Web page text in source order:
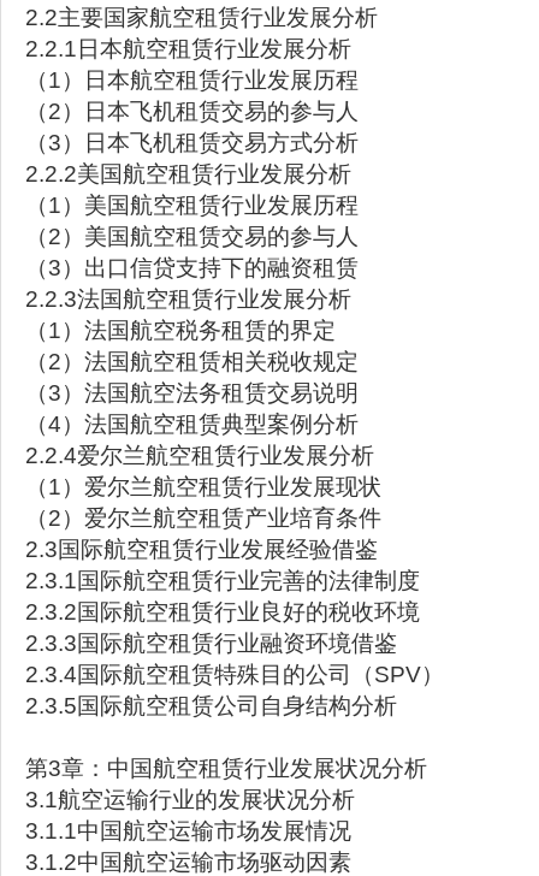
2.2主要国家航空租赁行业发展分析
2.2.1日本航空租赁行业发展分析
（1）日本航空租赁行业发展历程
（2）日本飞机租赁交易的参与人
（3）日本飞机租赁交易方式分析
2.2.2美国航空租赁行业发展分析
（1）美国航空租赁行业发展历程
（2）美国航空租赁交易的参与人
（3）出口信贷支持下的融资租赁
2.2.3法国航空租赁行业发展分析
（1）法国航空税务租赁的界定
（2）法国航空租赁相关税收规定
（3）法国航空法务租赁交易说明
（4）法国航空租赁典型案例分析
2.2.4爱尔兰航空租赁行业发展分析
（1）爱尔兰航空租赁行业发展现状
（2）爱尔兰航空租赁产业培育条件
2.3国际航空租赁行业发展经验借鉴
2.3.1国际航空租赁行业完善的法律制度
2.3.2国际航空租赁行业良好的税收环境
2.3.3国际航空租赁行业融资环境借鉴
2.3.4国际航空租赁特殊目的公司（SPV）
2.3.5国际航空租赁公司自身结构分析
第3章：中国航空租赁行业发展状况分析
3.1航空运输行业的发展状况分析
3.1.1中国航空运输市场发展情况
3.1.2中国航空运输市场驱动因素